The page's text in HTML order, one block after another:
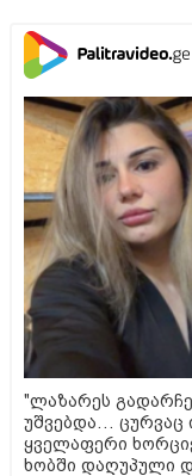
"ლაზარეს
უშვებდა… ცურვაც
ყველაფერი
ხობში დაღუპული